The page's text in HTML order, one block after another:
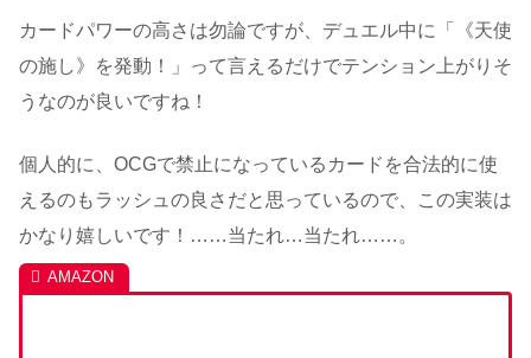
カードパワーの高さは勿論ですが、デュエル中に「《天使
の施し》を発動！」って言えるだけでテンション上がりそ
うなのが良いですね！
個人的に、OCGで禁止になっているカードを合法的に使
えるのもラッシュの良さだと思っているので、この実装は
かなり嬉しいです！……当たれ…当たれ……。